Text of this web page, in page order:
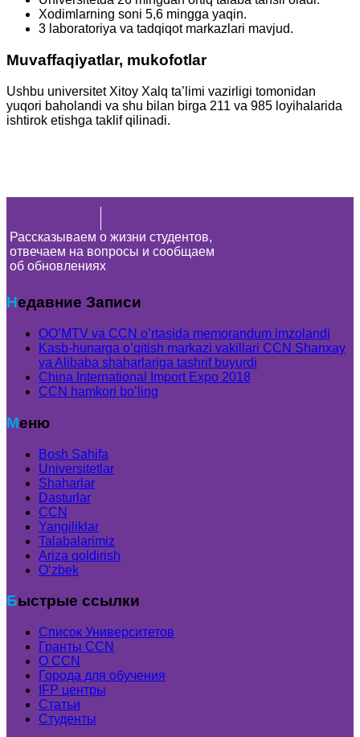
Xodimlarning soni 5,6 mingga yaqin.
3 laboratoriya va tadqiqot markazlari mavjud.
Muvaffaqiyatlar, mukofotlar
Ushbu universitet Xitoy Xalq ta’limi vazirligi tomonidan
yuqori baholandi va shu bilan birga 211 va 985 loyihalarida
ishtirok etishga taklif qilinadi.
Рассказываем о жизни студентов,
отвечаем на вопросы и сообщаем
об обновлениях
Недавние Записи
OO’MTV va CCN o’rtasida memorandum imzolandi
Kasb-hunarga o’qitish markazi vakillari CCN Shanxay
va Alibaba shaharlariga tashrif buyurdi
China International Import Expo 2018
CCN hamkori bo’ling
Меню
Bosh Sahifa
Universitetlar
Shaharlar
Dasturlar
CCN
Yangiliklar
Talabalarimiz
Ariza qoldirish
Oʻzbek
Быстрые ссылки
Список Университетов
Гранты ССN
О ССN
Города для обучения
IFP центры
Статьи
Студенты